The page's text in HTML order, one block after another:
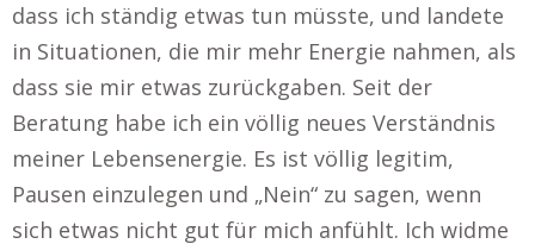
dass ich ständig etwas tun müsste, und landete
in Situationen, die mir mehr Energie nahmen, als
dass sie mir etwas zurückgaben. Seit der
Beratung habe ich ein völlig neues Verständnis
meiner Lebensenergie. Es ist völlig legitim,
Pausen einzulegen und „Nein“ zu sagen, wenn
sich etwas nicht gut für mich anfühlt. Ich widme